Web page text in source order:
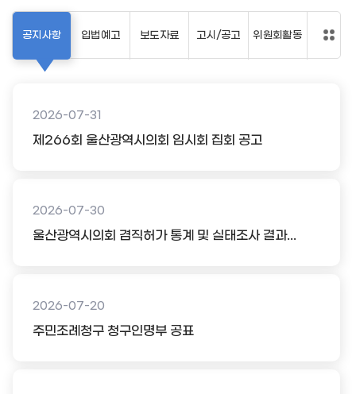
공지사항
2026-07-31
제266회 울산광역시의회 임시회 집회 공고
2026-07-30
울산광역시의회 겸직허가 통계 및 실태조사 결과...
2026-07-20
주민조례청구 청구인명부 공표
입법예고 보도자료 고시/공고 위원회활동